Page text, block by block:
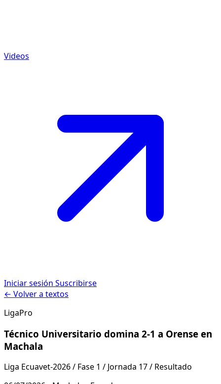
Videos
Iniciar sesión Suscribirse
← Volver a textos
LigaPro
Técnico Universitario domina 2-1 a Orense en
Machala
Liga Ecuavet-2026 / Fase 1 / Jornada 17 / Resultado